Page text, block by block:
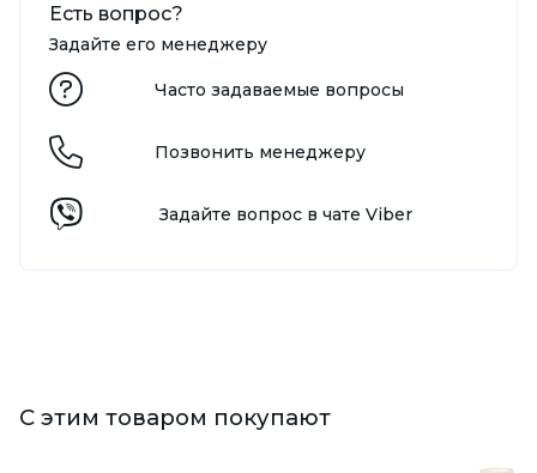
Есть вопрос?
Задайте его менеджеру
Часто задаваемые вопросы
Позвонить менеджеру
Задайте вопрос в чате Viber
С этим товаром покупают